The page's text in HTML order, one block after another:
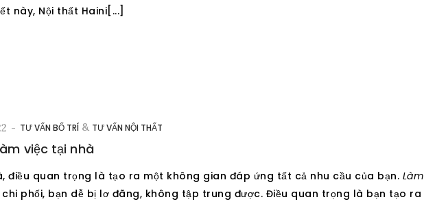
này, Nội thất Haini[...]
- TƯ VẤN BỐ TRÍ& TƯ VẤN NỘI THẤT
việc tại nhà
điều quan trọng là tạo ra một không gian đáp ứng tất cả nhu cầu của bạn. Làm
phối, bạn dễ bị lơ đãng, không tập trung được. Điều quan trọng là bạn tạo ra